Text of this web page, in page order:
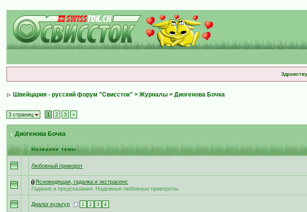
Швейцария - русский форум "Свиссток" >Журналы >Диогенова Бочка
3 страниц 1 2 3 >
Диогенова Бочка
Название темы
Любовный приворот
Ясновидящая, гадалка и экстрасенс
Гадание и предсказания. Надежные любовные привороты.
Диалог культур 1 2 3 4